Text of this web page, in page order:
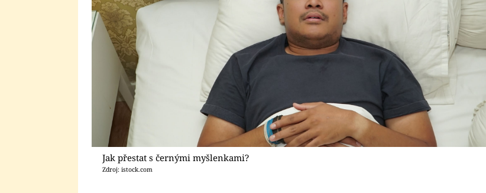
Jak přestat s černými myšlenkami?
Zdroj: istock.com